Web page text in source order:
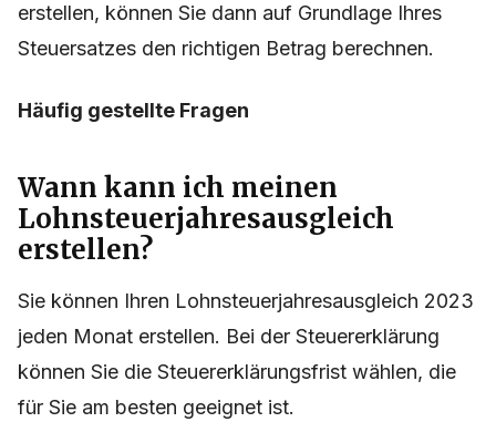
erstellen, können Sie dann auf Grundlage Ihres
Steuersatzes den richtigen Betrag berechnen.
Häufig gestellte Fragen
Wann kann ich meinen
Lohnsteuerjahresausgleich
erstellen?
Sie können Ihren Lohnsteuerjahresausgleich 2023
jeden Monat erstellen. Bei der Steuererklärung
können Sie die Steuererklärungsfrist wählen, die
für Sie am besten geeignet ist.